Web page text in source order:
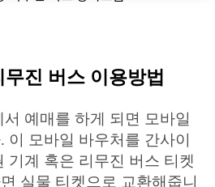
진 버스 이용방법
예매를 하게 되면 모바일
이 모바일 바우처를 간사이
기계 혹은 리무진 버스 티켓
실물 티켓으로 교환해줍니